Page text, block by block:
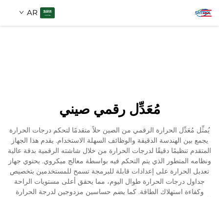
AR
مُعَدِّل رقمي صيني
يُمثِّل مُعَدِّل الحرارة الرقمي من الصين حلاً متقدمًا لتحكم درجات الحرارة
يجمع بين الهندسة الدقيقة والوظائف السهلة الاستخدام. يقدم هذا الجهاز
المتقدم تنظيمًا دقيقًا لدرجات الحرارة من خلال شاشته الرقمية بدقة عالية
ونظامه المتطور الذي يتم التحكم فيه بواسطة معالج ميكروي. يحتوي جهاز
تعديل الحرارة على إعدادات قابلة للبرمجة تسمح للمستخدمين بتخصيص
جداول درجات الحرارة طوال اليوم، مما يحقق أعلى مستويات الراحة
وكفاءة استهلاك الطاقة. كما يضم حساسين مزدوجين لدرجة الحرارة